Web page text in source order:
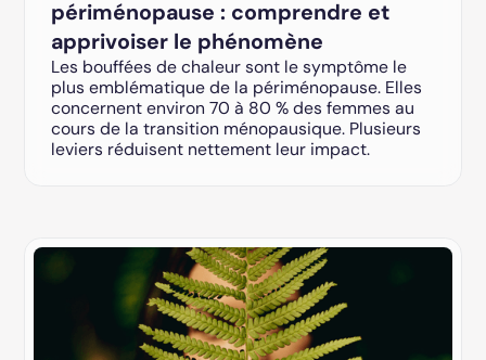
périménopause : comprendre et
apprivoiser le phénomène
Les bouffées de chaleur sont le symptôme le
plus emblématique de la périménopause. Elles
concernent environ 70 à 80 % des femmes au
cours de la transition ménopausique. Plusieurs
leviers réduisent nettement leur impact.